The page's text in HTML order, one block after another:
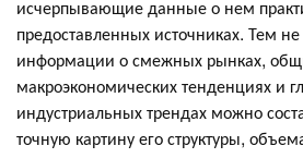
исчерпывающие данные о нем
предоставленных источниках. Тем
информации о смежных рынках,
макроэкономических тенденциях и
индустриальных трендах можно
точную картину его структуры,